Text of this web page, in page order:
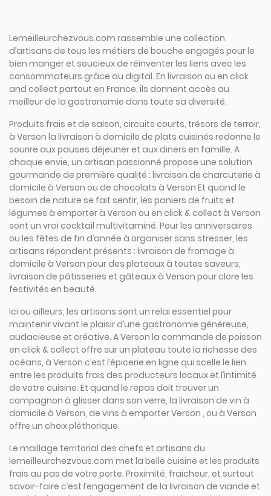
Lemeilleurchezvous.com rassemble une collection
d’artisans de tous les métiers de bouche engagés pour le
bien manger et soucieux de réinventer les liens avec les
consommateurs grâce au digital. En livraison ou en click
and collect partout en France, ils donnent accès au
meilleur de la gastronomie dans toute sa diversité.
Produits frais et de saison, circuits courts, trésors de terroir,
à Verson la livraison à domicile de plats cuisinés redonne le
sourire aux pauses déjeuner et aux diners en famille. A
chaque envie, un artisan passionné propose une solution
gourmande de première qualité : livraison de charcuterie à
domicile à Verson ou de chocolats à Verson Et quand le
besoin de nature se fait sentir, les paniers de fruits et
légumes à emporter à Verson ou en click & collect à Verson
sont un vrai cocktail multivitaminé. Pour les anniversaires
ou les fêtes de fin d’année à organiser sans stresser, les
artisans répondent présents : livraison de fromage à
domicile à Verson pour des plateaux à toutes saveurs,
livraison de pâtisseries et gâteaux à Verson pour clore les
festivités en beauté.
Ici ou ailleurs, les artisans sont un relai essentiel pour
maintenir vivant le plaisir d’une gastronomie généreuse,
audacieuse et créative. A Verson la commande de poisson
en click & collect offre sur un plateau toute la richesse des
océans, à Verson c’est l’épicerie en ligne qui scelle le lien
entre les produits frais des producteurs locaux et l’intimité
de votre cuisine. Et quand le repas doit trouver un
compagnon à glisser dans son verre, la livraison de vin à
domicile à Verson, de vins à emporter Verson , ou à Verson
offre un choix pléthorique.
Le maillage territorial des chefs et artisans du
lemeilleurchezvous.com met la belle cuisine et les produits
frais au pas de votre porte. Proximité, fraicheur, et surtout
savoir-faire c’est l’engagement de la livraison de viande et